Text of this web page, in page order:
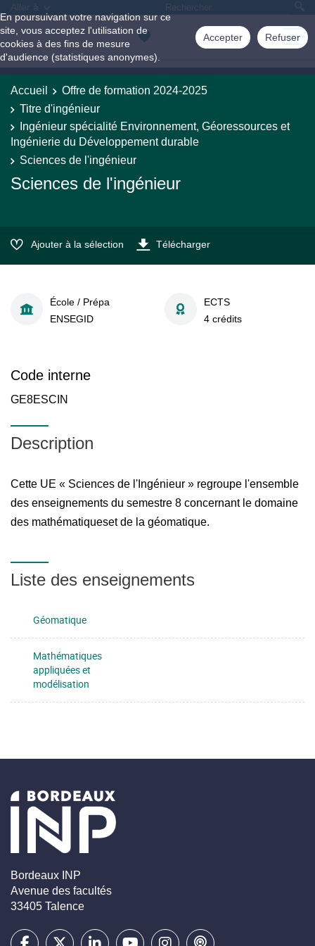
En poursuivant votre navigation sur ce
site, vous acceptez l'utilisation de
cookies à des fins de mesure
d'audience (statistiques anonymes).
Accepter Refuser
Aller à
Accueil
Offre de formation 2024-2025
Titre d'ingénieur
Ingénieur spécialité Environnement, Géoressources et
Ingénierie du Développement durable
Sciences de l'ingénieur
Sciences de l'ingénieur
Ajouter à la sélection Télécharger
École / Prépa
ENSEGID
ECTS
4 crédits
Code interne
GE8ESCIN
Description
Cette UE « Sciences de l'Ingénieur » regroupe l'ensemble
des enseignements du semestre 8 concernant le domaine
des mathématiqueset de la géomatique.
Liste des enseignements
Géomatique
Mathématiques
appliquées et
modélisation
Bordeaux INP
Avenue des facultés
33405 Talence